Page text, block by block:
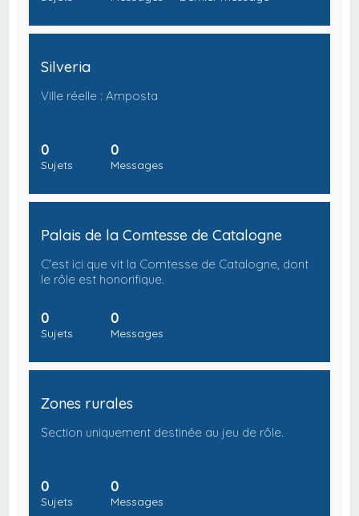
Silveria
Ville réelle : Amposta
0
Sujets
0
Messages
Palais de la Comtesse de Catalogne
C'est ici que vit la Comtesse de Catalogne, dont
le rôle est honorifique.
0
Sujets
0
Messages
Zones rurales
Section uniquement destinée au jeu de rôle.
0
Sujets
0
Messages